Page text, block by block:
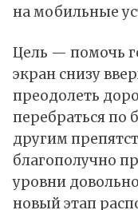
на мобильные
Цель — помочь
экран снизу
преодолеть
перебраться по
другим
благополучно
уровни
новый этап